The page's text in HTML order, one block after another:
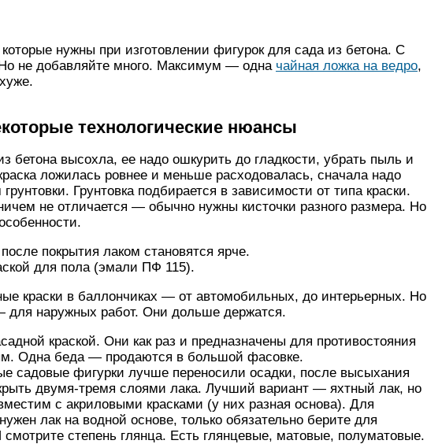
нужны при изготовлении фигурок для сада из бетона. С
не добавляйте много. Максимум — одна чайная ложка на ведро,
технологические нюансы
бетона высохла, ее надо ошкурить до гладкости, убрать пыль и
ложилась ровнее и меньше расходовалась, сначала надо
Грунтовка подбирается в зависимости от типа краски.
не отличается — обычно нужны кисточки разного размера. Но
покрытия лаком становятся ярче.
для пола (эмали ПФ 115).
краски в баллончиках — от автомобильных, до интерьерных. Но
наружных работ. Они дольше держатся.
краской. Они как раз и предназначены для противостояния
Одна беда — продаются в большой фасовке.
садовые фигурки лучше переносили осадки, после высыхания
двумя-тремя слоями лака. Лучший вариант — яхтный лак, но
с акриловыми красками (у них разная основа). Для
лак на водной основе, только обязательно берите для
степень глянца. Есть глянцевые, матовые, полуматовые.